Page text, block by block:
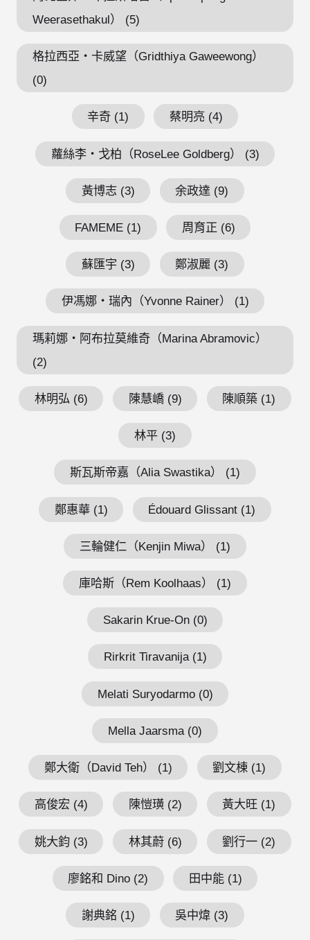
Weerasethakul） (5)
格拉西亞・卡威望（Gridthiya Gaweewong）
(0)
辛奇 (1) 蔡明亮 (4)
蘿絲李・戈柏（RoseLee Goldberg） (3)
黃博志 (3) 余政達 (9)
FAMEME (1) 周育正 (6)
蘇匯宇 (3) 鄭淑麗 (3)
伊馮娜・瑞內（Yvonne Rainer） (1)
瑪莉娜・阿布拉莫維奇（Marina Abramovic）
(2)
林明弘 (6) 陳慧嶠 (9) 陳順築 (1)
林平 (3)
斯瓦斯帝嘉（Alia Swastika） (1)
鄭惠華 (1) Édouard Glissant (1)
三輪健仁（Kenjin Miwa） (1)
庫哈斯（Rem Koolhaas） (1)
Sakarin Krue-On (0)
Rirkrit Tiravanija (1)
Melati Suryodarmo (0)
Mella Jaarsma (0)
鄭大衛（David Teh） (1) 劉文棟 (1)
高俊宏 (4) 陳愷璜 (2) 黃大旺 (1)
姚大鈞 (3) 林其蔚 (6) 劉行一 (2)
廖銘和 Dino (2) 田中能 (1)
謝典銘 (1) 吳中煒 (3)